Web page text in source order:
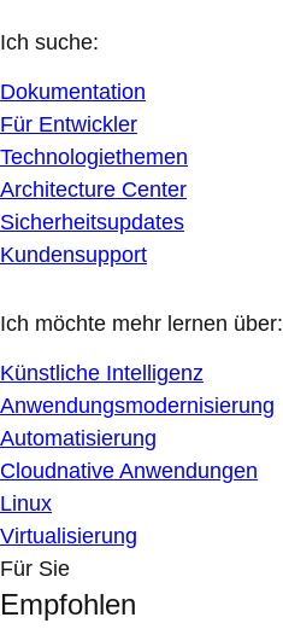
Ich suche:
Dokumentation
Für Entwickler
Technologiethemen
Architecture Center
Sicherheitsupdates
Kundensupport
Ich möchte mehr lernen über:
Künstliche Intelligenz
Anwendungsmodernisierung
Automatisierung
Cloudnative Anwendungen
Linux
Virtualisierung
Für Sie
Empfohlen